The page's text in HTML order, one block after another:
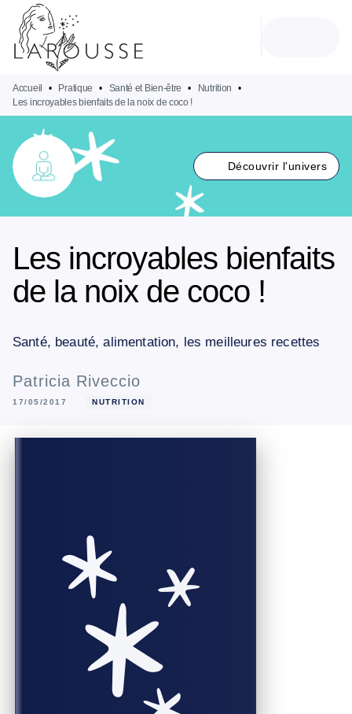
MENU
PIED DE PAGE
Accueil • Pratique • Santé et Bien-être • Nutrition
•
Les incroyables bienfaits de la noix de coco !
Découvrir l'univers
Les incroyables bienfaits
de la noix de coco !
Santé, beauté, alimentation, les meilleures recettes
Patricia Riveccio
17/05/2017 NUTRITION